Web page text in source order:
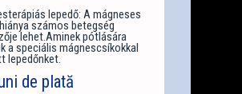
lepedő: A mágneses
számos betegség
lehet.Aminek pótlására
a speciális mágnescsíkokkal
lepedőnket.
de plată